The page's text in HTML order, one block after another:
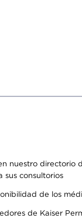
nuestro directorio
sus consultorios
de los
de Kaiser